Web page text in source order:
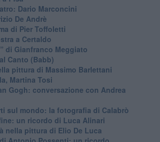
Dario Marconcini
De Andrè
di Pier Toffoletti
a Certaldo
di Gianfranco Meggiato
Canto (Babb)
pittura di Massimo Barlettani
Martina Tosi
Gogh: conversazione con Andrea
sul mondo: la fotografia di Calabrò
un ricordo di Luca Alinari
nella pittura di Elio De Luca